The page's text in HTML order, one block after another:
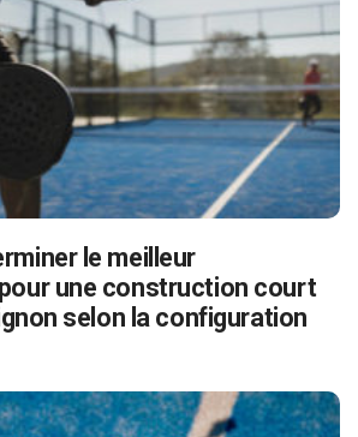
le meilleur
une construction court
selon la configuration